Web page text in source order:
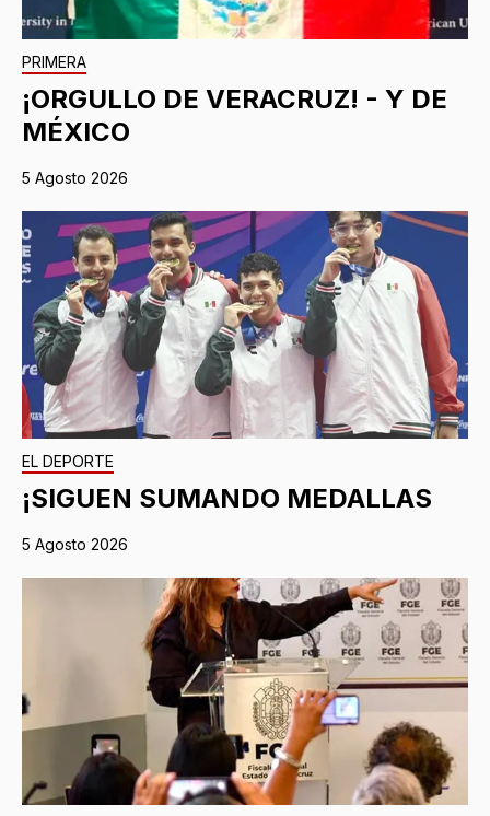
PRIMERA
¡ORGULLO DE VERACRUZ! - Y DE
MÉXICO
5 Agosto 2026
EL DEPORTE
¡SIGUEN SUMANDO MEDALLAS
5 Agosto 2026